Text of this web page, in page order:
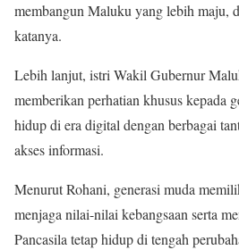
membangun Maluku yang lebih maju,
katanya.
Lebih lanjut, istri Wakil Gubernur
memberikan perhatian khusus kepada
hidup di era digital dengan berbagai
akses informasi.
Menurut Rohani, generasi muda
menjaga nilai-nilai kebangsaan serta
Pancasila tetap hidup di tengah